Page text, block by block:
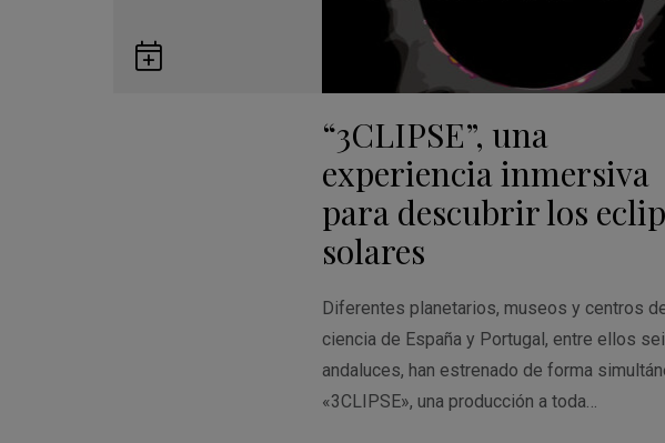
“3CLIPSE”, una
experiencia inmersiva
para descubrir los
solares
Diferentes planetarios, museos y centros
ciencia de España y Portugal, entre ellos
andaluces, han estrenado de forma
«3CLIPSE», una producción a toda…